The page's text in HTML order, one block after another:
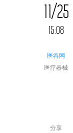
11/25
15:08
医谷网
医疗器械
分享